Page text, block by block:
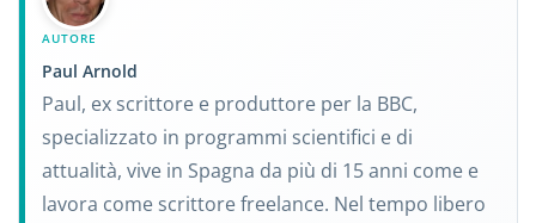
AUTORE
Paul Arnold
Paul, ex scrittore e produttore per la BBC,
specializzato in programmi scientifici e di
attualità, vive in Spagna da più di 15 anni come e
lavora come scrittore freelance. Nel tempo libero